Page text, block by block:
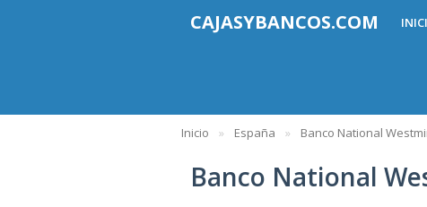
CAJASYBANCOS.COM
Inicio España Banco National
Banco National